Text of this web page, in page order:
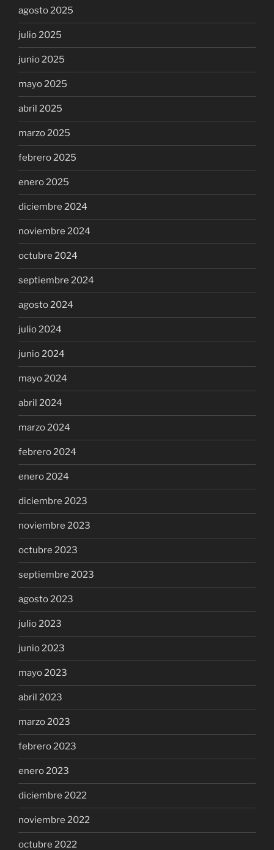
agosto 2025
julio 2025
junio 2025
mayo 2025
abril 2025
marzo 2025
febrero 2025
enero 2025
diciembre 2024
noviembre 2024
octubre 2024
septiembre 2024
agosto 2024
julio 2024
junio 2024
mayo 2024
abril 2024
marzo 2024
febrero 2024
enero 2024
diciembre 2023
noviembre 2023
octubre 2023
septiembre 2023
agosto 2023
julio 2023
junio 2023
mayo 2023
abril 2023
marzo 2023
febrero 2023
enero 2023
diciembre 2022
noviembre 2022
octubre 2022